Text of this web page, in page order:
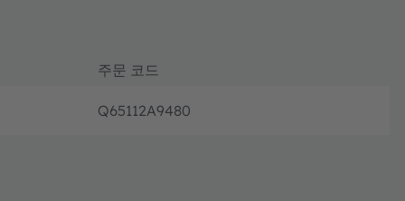
주문 코드
Q65112A9480